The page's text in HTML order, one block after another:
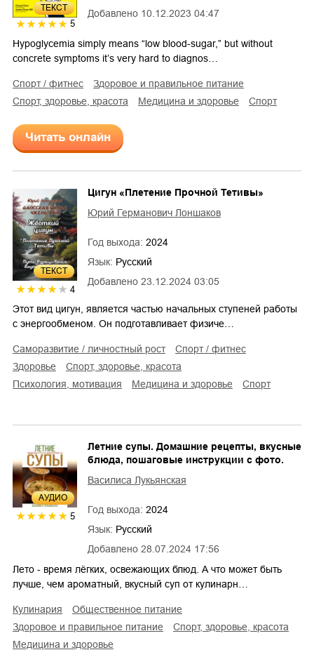
ТЕКСТ
5
Добавлено 10.12.2023 04:47
Hypoglycemia simply means “low blood-sugar,” but without
concrete symptoms it’s very hard to diagnos…
спорт / фитнес
здоровое и правильное питание
спорт, здоровье, красота
медицина и здоровье спорт
Читать онлайн
ТЕКСТ
4
Добавлено 23.12.2024 03:05
Цигун «Плетение Прочной Тетивы»
Юрий Германович Лоншаков
Год выхода: 2024
Язык: Русский
Этот вид цигун, является частью начальных ступеней работы
с энергообменом. Он подготавливает физиче…
саморазвитие / личностный рост
спорт / фитнес
здоровье
спорт, здоровье, красота
психология, мотивация
медицина и здоровье спорт
AУДИО
5
Добавлено 28.07.2024 17:56
Летние супы. Домашние рецепты, вкусные
блюда, пошаговые инструкции с фото.
Василиса Лукьянская
Год выхода: 2024
Язык: Русский
Лето - время лёгких, освежающих блюд. А что может быть
лучше, чем ароматный, вкусный суп от кулинарн…
кулинария
общественное питание
здоровое и правильное питание
спорт, здоровье, красота
медицина и здоровье